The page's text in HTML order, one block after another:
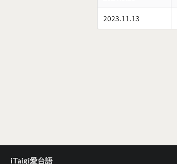
2023.11.13
iTaigi愛台語